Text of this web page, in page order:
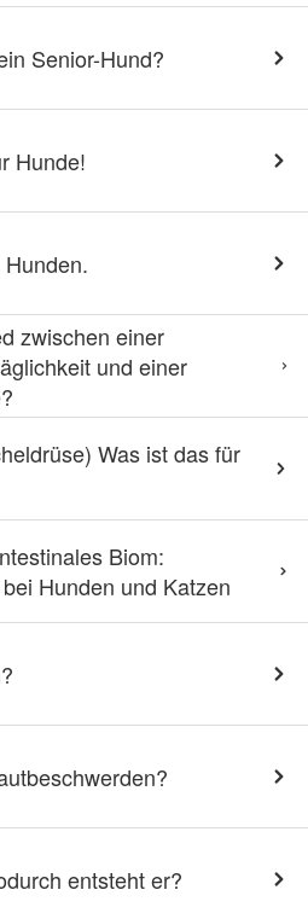
Senior-Hund?
Hunde!
zwischen einer
und einer
Was ist das für
Biom:
Hunden und Katzen
entsteht er?